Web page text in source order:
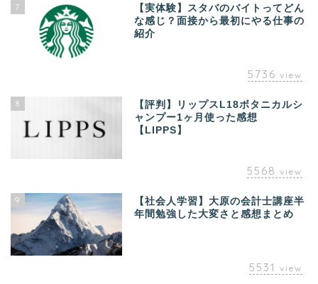
7
【実体験】スタバのバイトってどん
な感じ？面接から最初にやる仕事の
紹介
5736 view
8
【評判】リップスL18ボタニカルシ
ャンプー1ヶ月使った感想
【LIPPS】
5568 view
9
【社会人学習】大原の会計士講座半
年間勉強した大変さと感想まとめ
5531 view